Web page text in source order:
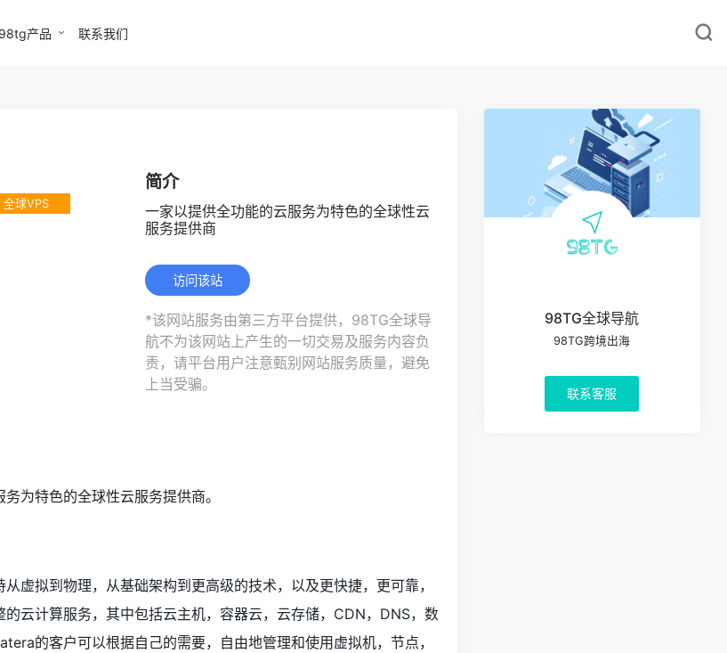
98tg产品 联系我们
全球VPS
简介
一家以提供全功能的云服务为特色的全球性云
服务提供商
访问该站
*该网站服务由第三方平台提供，98TG全球导
航不为该网站上产生的一切交易及服务内容负
责，请平台用户注意甄别网站服务质量，避免
上当受骗。
为特色的全球性云服务提供商。
虚拟到物理，从基础架构到更高级的技术，以及更快捷，更可靠，
云计算服务，其中包括云主机，容器云，云存储，CDN，DNS，数
的客户可以根据自己的需要，自由地管理和使用虚拟机，节点，
98TG全球导航
98TG跨境出海
联系客服